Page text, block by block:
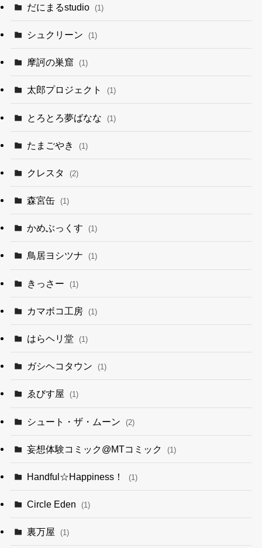
だにまるstudio (1)
シュクリーン (1)
摩訶の巣窟 (1)
太郎プロジェクト (1)
とろとろ夢ばなな (1)
たまごやき (1)
クレスタ (2)
森宮缶 (1)
かめぶっくす (1)
鳥居ヨシツナ (1)
きっさー (1)
カマボコ工房 (1)
はらヘリ堂 (1)
ガシヘコタウン (1)
ゑびす屋 (1)
シュート・ザ・ムーン (2)
妄想体験コミック@MTコミック (1)
Handful☆Happiness！ (1)
Circle Eden (1)
裏万屋 (1)